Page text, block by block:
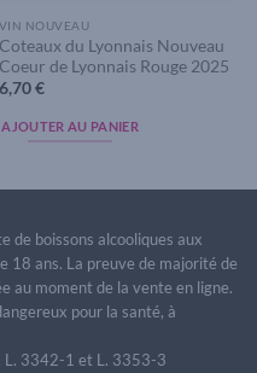
VIN NOUVEAU
Coteaux du Lyonnais Nouveau
Coeur de Lyonnais Rouge 2025
6,70€
AJOUTER AU PANIER
de boissons alcooliques aux
18 ans. La preuve de majorité de
au moment de la vente en ligne.
pour la santé, à
L. 3342-1 et L. 3353-3